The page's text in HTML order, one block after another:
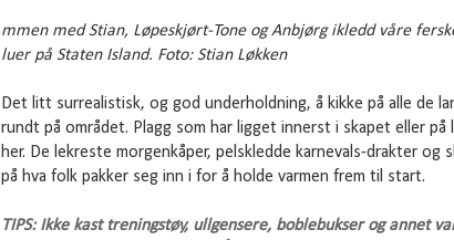
mmen med Stian, Løpeskjørt-Tone og Anbjørg ikledd våre
luer på Staten Island. Foto: Stian Løkken
Det litt surrealistisk, og god underholdning, å kikke på alle de
rundt på området. Plagg som har ligget innerst i skapet eller
her. De lekreste morgenkåper, pelskledde karnevals-drakter og
på hva folk pakker seg inn i for å holde varmen frem til start.
TIPS: Ikke kast treningstøy, ullgensere, boblebukser og annet